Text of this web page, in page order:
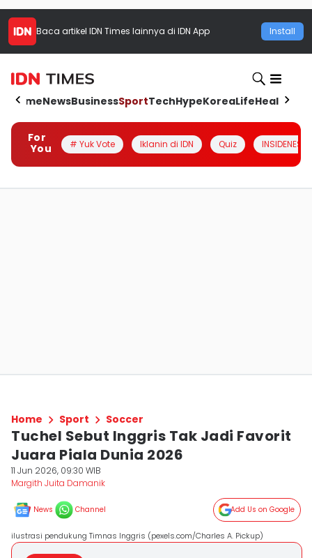
Baca artikel IDN Times lainnya di IDN App Install
HomeNewsBusinessSportTechHypeKoreaLifeHealth
For
You
# Yuk Vote Iklanin di IDN Quiz INSIDENESIA
Home Sport Soccer
Tuchel Sebut Inggris Tak Jadi Favorit
Juara Piala Dunia 2026
11 Jun 2026, 09:30 WIB
Margith Juita Damanik
News Channel Add Us on Google
ilustrasi pendukung Timnas Inggris (pexels.com/Charles A. Pickup)